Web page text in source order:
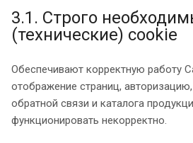
3.1. Строго
(технические) cookie
Обеспечивают корректную работу
отображение страниц,
обратной связи и каталога
функционировать некорректно.